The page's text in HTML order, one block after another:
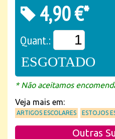
4,90 €*
Quant.:
ESGOTADO
* Não aceitamos
Veja mais em:
ARTIGOS ESCOLARES ESTOJOS
Outras